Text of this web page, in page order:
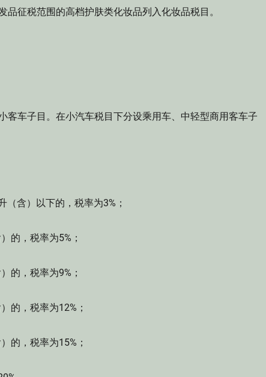
征税范围的高档护肤类化妆品列入化妆品税目。
车子目。在小汽车税目下分设乘用车、中轻型商用客车子
含）以下的，税率为3%；
，税率为5%；
，税率为9%；
，税率为12%；
，税率为15%；